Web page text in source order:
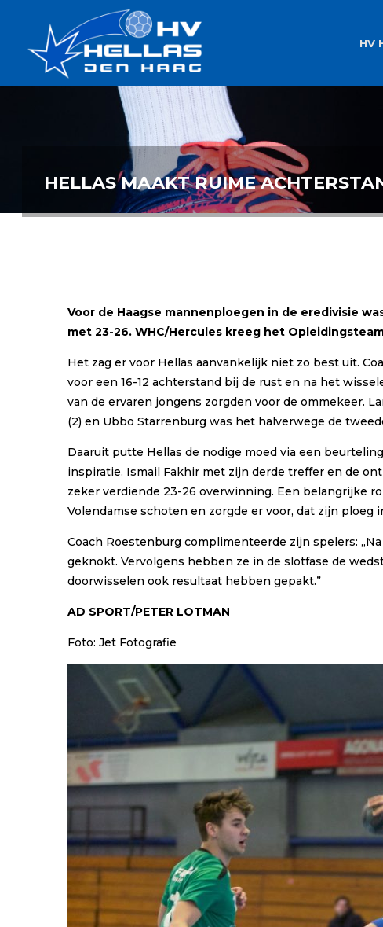
AMBITIE
HV
HELLAS MAAKT RUIME
Voor de Haagse mannenploegen in de eredivisie
met 23-26. WHC/Hercules kreeg het
Het zag er voor Hellas aanvankelijk niet zo best uit.
voor een 16-12 achterstand bij de rust en na het
van de ervaren jongens zorgden voor de ommekeer.
(2) en Ubbo Starrenburg was het halverwege de
Daaruit putte Hellas de nodige moed via een
inspiratie. Ismail Fakhir met zijn derde treffer en de
zeker verdiende 23-26 overwinning. Een belangrijke
Volendamse schoten en zorgde er voor, dat zijn
Coach Roestenburg complimenteerde zijn spelers:
geknokt. Vervolgens hebben ze in de slotfase de
doorwisselen ook resultaat hebben gepakt.”
AD SPORT/PETER LOTMAN
Foto: Jet Fotografie